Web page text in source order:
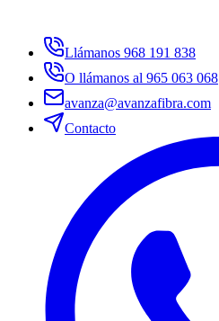
Llámanos 968 191 838
O llámanos al 965 063 068
avanza@avanzafibra.com
Contacto